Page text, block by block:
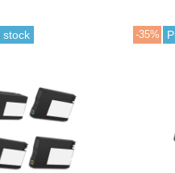
stock -35%